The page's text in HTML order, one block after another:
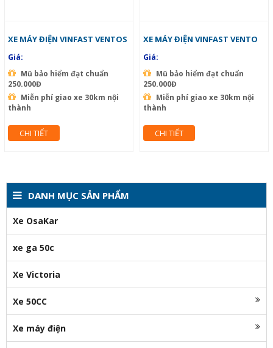
XE MÁY ĐIỆN VINFAST VENTOS
Giá:
Mũ bảo hiểm đạt chuẩn
250.000Đ
Miễn phí giao xe 30km nội
thành
CHI TIẾT
XE MÁY ĐIỆN VINFAST VENTO
Giá:
Mũ bảo hiểm đạt chuẩn
250.000Đ
Miễn phí giao xe 30km nội
thành
CHI TIẾT
DANH MỤC SẢN PHẨM
Xe OsaKar
xe ga 50c
Xe Victoria
Xe 50CC
Xe máy điện